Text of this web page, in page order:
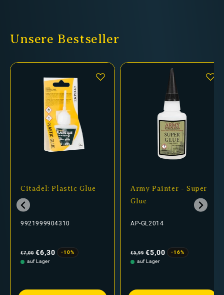
Unsere Bestseller
Citadel: Plastic Glue
9921999904310
Preis
€7,00 €6,30
-10%
auf Lager
Army Painter - Super
Glue
AP-GL2014
Preis
€5,99 €5,00
-16%
auf Lager